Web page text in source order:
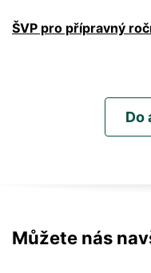
ŠVP pro přípravný
Do
Můžete nás